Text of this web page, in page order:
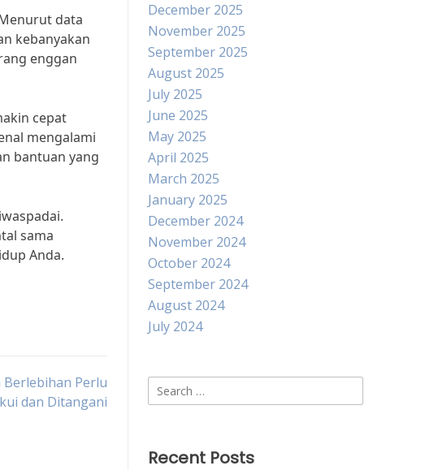
data
kebanyakan
enggan
cepat
mengalami
bantuan yang
sama
Anda.
Perlu
dan Ditangani
December 2025
November 2025
September 2025
August 2025
July 2025
June 2025
May 2025
April 2025
March 2025
January 2025
December 2024
November 2024
October 2024
September 2024
August 2024
July 2024
Search
for:
Recent Posts